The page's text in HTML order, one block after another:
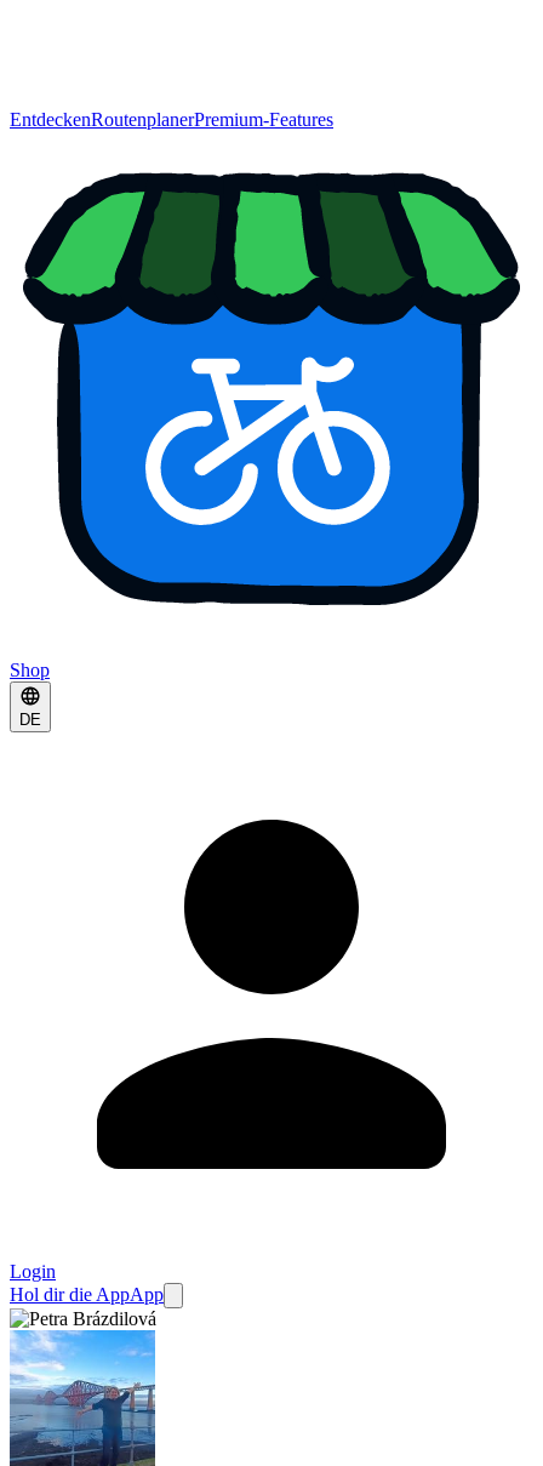
EntdeckenRoutenplanerPremium-Features
Shop
DE
Login
Hol dir die AppApp